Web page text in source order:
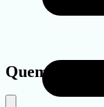
Quem viu